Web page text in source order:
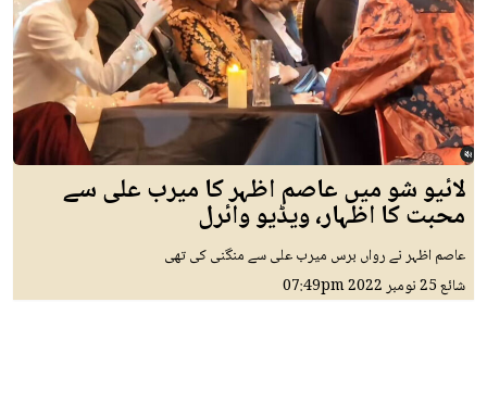
لائیو شو میں عاصم اظہر کا میرب علی سے
محبت کا اظہار، ویڈیو وائرل
عاصم اظہر نے رواں برس میرب علی سے منگنی کی تھی
شائع25 نومبر 2022 07:49pm